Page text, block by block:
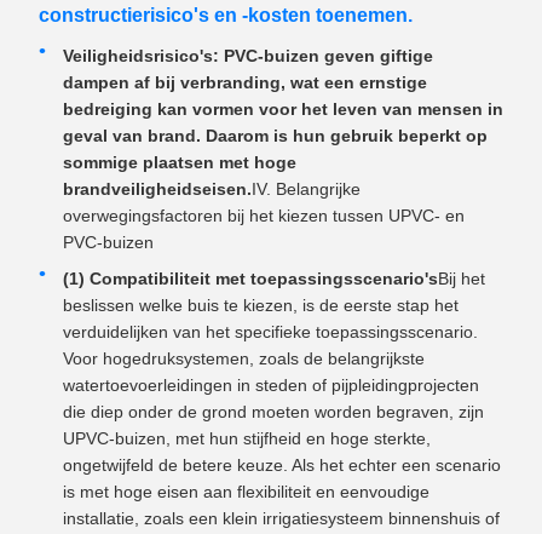
constructierisico's en -kosten toenemen.
Veiligheidsrisico's: PVC-buizen geven giftige
dampen af ​​bij verbranding, wat een ernstige
bedreiging kan vormen voor het leven van mensen in
geval van brand. Daarom is hun gebruik beperkt op
sommige plaatsen met hoge
brandveiligheidseisen.IV. Belangrijke
overwegingsfactoren bij het kiezen tussen UPVC- en
PVC-buizen
(1) Compatibiliteit met toepassingsscenario'sBij het
beslissen welke buis te kiezen, is de eerste stap het
verduidelijken van het specifieke toepassingsscenario.
Voor hogedruksystemen, zoals de belangrijkste
watertoevoerleidingen in steden of pijpleidingprojecten
die diep onder de grond moeten worden begraven, zijn
UPVC-buizen, met hun stijfheid en hoge sterkte,
ongetwijfeld de betere keuze. Als het echter een scenario
is met hoge eisen aan flexibiliteit en eenvoudige
installatie, zoals een klein irrigatiesysteem binnenshuis of